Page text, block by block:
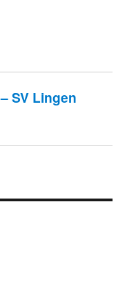
SV Lingen